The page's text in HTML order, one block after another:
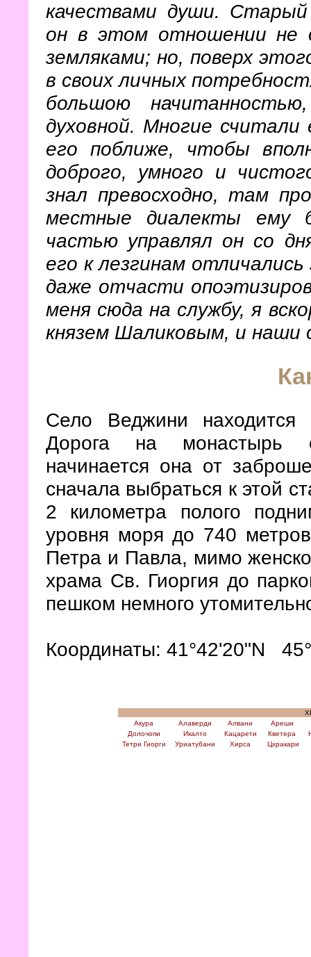
качествами души. Старый
он в этом отношении не
земляками; но, поверх
в своих личных
большою
духовной. Многие
его поближе, чтобы
доброго, умного и
знал превосходно, там
местные диалекты ему
частью управлял он со
его к лезгинам
даже отчасти
меня сюда на службу, я
князем Шаликовым, и
Село Веджини
Дорога на монастырь
начинается она от
сначала выбраться к этой
2 километра полого
уровня моря до 740
Петра и Павла, мимо
храма Св. Гиоргия до
пешком немного
Координаты: 41°42'20"N
Акура
Алаверди Алвани
Ареши
Долочопи
Икалто Кацарети Кветера
Тетри Гиорги
Уриатубани Хирса Цхракари